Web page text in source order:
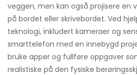
veggen, men kan også projisere en
på bordet eller skrivebordet. Ved
teknologi, inkludert kameraer og
smarttelefon med en innebygd
bruke apper og fullføre oppgaver
realistiske på den fysiske